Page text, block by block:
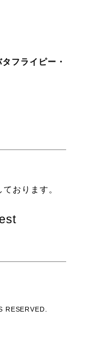
フライピー・
おります。